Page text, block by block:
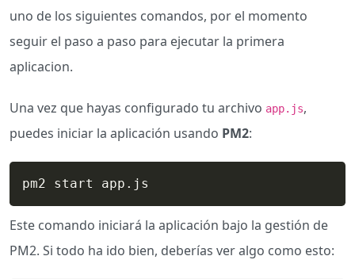
uno de los siguientes comandos, por el momento
seguir el paso a paso para ejecutar la primera
aplicacion.
Una vez que hayas configurado tu archivo app.js,
puedes iniciar la aplicación usando PM2:
pm2 start app.js
Este comando iniciará la aplicación bajo la gestión de
PM2. Si todo ha ido bien, deberías ver algo como esto: